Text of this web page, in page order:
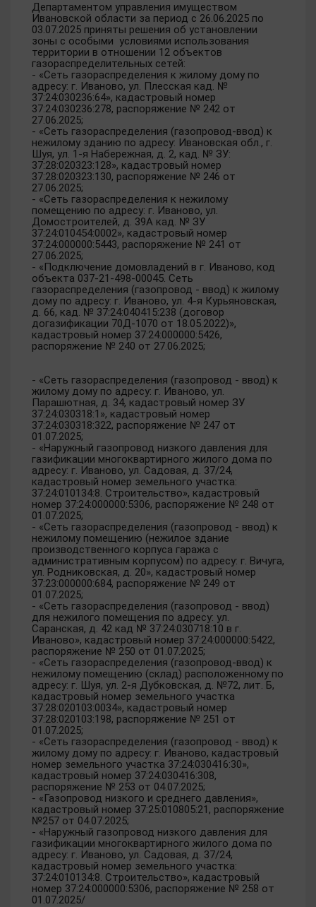
Департаментом управления имуществом
Ивановской области за период с 26.06.2025 по
03.07.2025 приняты решения об установлении
зоны с особыми условиями использования
территории в отношении 12 объектов
газораспределительных сетей:
- «Сеть газораспределения к жилому дому по
адресу: г. Иваново, ул. Плесская кад. №
37:24:030236:64», кадастровый номер
37:24:030236:278, распоряжение № 242 от
27.06.2025;
- «Сеть газораспределения (газопровод-ввод) к
нежилому зданию по адресу: Ивановская обл., г.
Шуя, ул. 1-я Набережная, д. 2, кад. № ЗУ:
37:28:020323:128», кадастровый номер
37:28:020323:130, распоряжение № 246 от
27.06.2025;
- «Сеть газораспределения к нежилому
помещению по адресу: г. Иваново, ул.
Домостроителей, д. 39А кад. № ЗУ
37:24:010454:0002», кадастровый номер
37:24:000000:5443, распоряжение № 241 от
27.06.2025;
- «Подключение домовладений в г. Иваново, код
объекта 037-21-498-00045. Сеть
газораспределения (газопровод - ввод) к жилому
дому по адресу: г. Иваново, ул. 4-я Курьяновская,
д. 66, кад. № 37:24:040415:238 (договор
догазификации 70Д-1070 от 18.05.2022)»,
кадастровый номер 37:24:000000:5426,
распоряжение № 240 от 27.06.2025;
- «Сеть газораспределения (газопровод - ввод) к
жилому дому по адресу: г. Иваново, ул.
Парашютная, д. 34, кадастровый номер ЗУ
37:24:030318:1», кадастровый номер
37:24:030318:322, распоряжение № 247 от
01.07.2025;
- «Наружный газопровод низкого давления для
газификации многоквартирного жилого дома по
адресу: г. Иваново, ул. Садовая, д. 37/24,
кадастровый номер земельного участка:
37:24:010134:8. Строительство», кадастровый
номер 37:24:000000:5306, распоряжение № 248 от
01.07.2025;
- «Сеть газораспределения (газопровод - ввод) к
нежилому помещению (нежилое здание
производственного корпуса гаража с
административным корпусом) по адресу: г. Вичуга,
ул. Родниковская, д. 20», кадастровый номер
37:23:000000:684, распоряжение № 249 от
01.07.2025;
- «Сеть газораспределения (газопровод - ввод)
для нежилого помещения по адресу: ул.
Саранская, д. 42 кад № 37:24:030718:10 в г.
Иваново», кадастровый номер 37:24:000000:5422,
распоряжение № 250 от 01.07.2025;
- «Сеть газораспределения (газопровод-ввод) к
нежилому помещению (склад) расположенному по
адресу: г. Шуя, ул. 2-я Дубковская, д. №72, лит. Б,
кадастровый номер земельного участка
37:28:020103:0034», кадастровый номер
37:28:020103:198, распоряжение № 251 от
01.07.2025;
- «Сеть газораспределения (газопровод - ввод) к
жилому дому по адресу: г. Иваново, кадастровый
номер земельного участка 37:24:030416:30»,
кадастровый номер 37:24:030416:308,
распоряжение № 253 от 04.07.2025;
- «Газопровод низкого и среднего давления»,
кадастровый номер 37:25:010805:21, распоряжение
№257 от 04.07.2025;
- «Наружный газопровод низкого давления для
газификации многоквартирного жилого дома по
адресу: г. Иваново, ул. Садовая, д. 37/24,
кадастровый номер земельного участка:
37:24:010134:8. Строительство», кадастровый
номер 37:24:000000:5306, распоряжение № 258 от
01.07.2025/